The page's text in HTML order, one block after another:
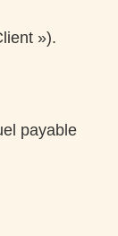
»).
payable